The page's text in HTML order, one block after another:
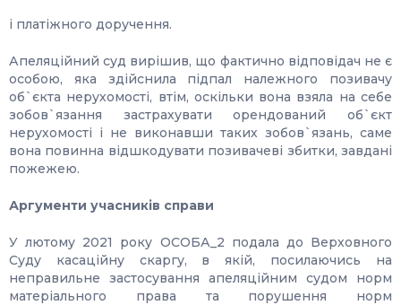
і платіжного доручення.
Апеляційний суд вирішив, що фактично відповідач не є
особою, яка здійснила підпал належного позивачу
об`єкта нерухомості, втім, оскільки вона взяла на себе
зобов`язання застрахувати орендований об`єкт
нерухомості і не виконавши таких зобов`язань, саме
вона повинна відшкодувати позивачеві збитки, завдані
пожежею.
Аргументи учасників справи
У лютому 2021 року ОСОБА_2 подала до Верховного
Суду касаційну скаргу, в якій, посилаючись на
неправильне застосування апеляційним судом норм
матеріального права та порушення норм